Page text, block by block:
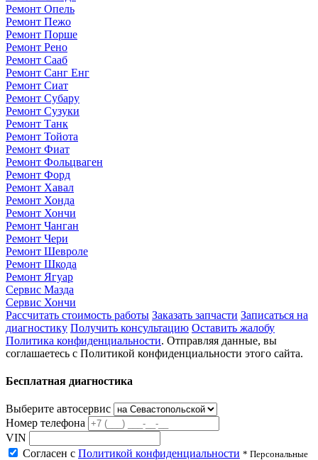
Ремонт Опель
Ремонт Пежо
Ремонт Порше
Ремонт Рено
Ремонт Сааб
Ремонт Санг Енг
Ремонт Сиат
Ремонт Субару
Ремонт Сузуки
Ремонт Танк
Ремонт Тойота
Ремонт Фиат
Ремонт Фольцваген
Ремонт Форд
Ремонт Хавал
Ремонт Хонда
Ремонт Хончи
Ремонт Чанган
Ремонт Чери
Ремонт Шевроле
Ремонт Шкода
Ремонт Ягуар
Сервис Мазда
Сервис Хончи
Рассчитать стоимость работы Заказать запчасти Записаться на
диагностику Получить консультацию Оставить жалобу
Политика конфиденциальности. Отправляя данные, вы
соглашаетесь с Политикой конфиденциальности этого сайта.
Бесплатная диагностика
Выберите автосервис
Номер телефона
VIN
Согласен с Политикой конфиденциальности * Персональные